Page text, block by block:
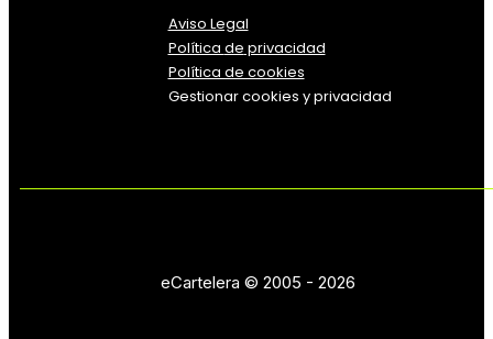
Aviso Legal
Política de privacidad
Política de cookies
Gestionar cookies y privacidad
eCartelera © 2005 - 2026